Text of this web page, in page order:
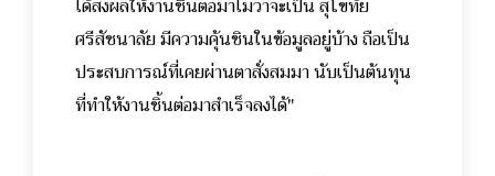
ได้ส่งผลให้งานชิ้นต่อมาไม่ว่าจะเป็น สุโขทัย
ศรีสัชนาลัย มีความคุ้นชินในข้อมูลอยู่บ้าง ถือเป็น
ประสบการณ์ที่เคยผ่านตาสั่งสมมา นับเป็นต้นทุน
ที่ทำให้งานชิ้นต่อมาสำเร็จลงได้"